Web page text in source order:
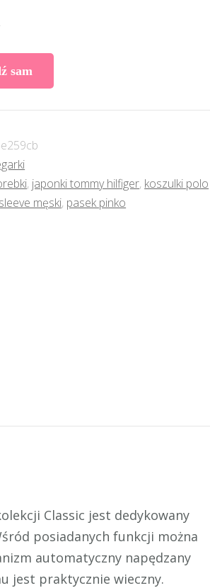
sam
, japonki tommy hilfiger, koszulki polo
męski, pasek pinko
Classic jest dedykowany
posiadanych funkcji można
automatyczny napędzany
jest praktycznie wieczny.